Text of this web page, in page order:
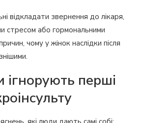
відкладати звернення до лікаря,
стресом або гормональними
чому у жінок наслідки після
перші